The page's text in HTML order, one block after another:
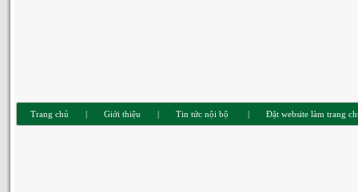
Trang chủ | Giới thiệu | Tin tức nội bộ | Đặt website làm trang